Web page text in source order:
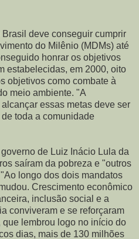
deve conseguir cumprir
do Milênio (MDMs) até
honrar os objetivos
estabelecidas, em 2000, oito
objetivos como combate à
meio ambiente. "A
essas metas deve ser
toda a comunidade
de Luiz Inácio Lula da
saíram da pobreza e "outros
longo dos dois mandatos
Crescimento econômico
inclusão social e a
conviveram e se reforçaram
que lembrou logo no início do
dias, mais de 130 milhões